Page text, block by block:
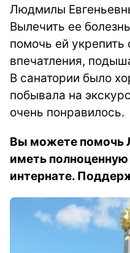
Людмилы
Вылечить ее
помочь ей
впечатления,
В санатории было
побывала на
очень понравилось.
Вы можете помочь
иметь
интернате.